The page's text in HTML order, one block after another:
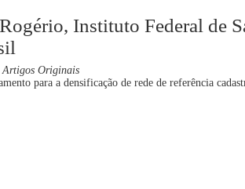
Instituto Federal de
Artigos Originais
para a densificação de rede de referência